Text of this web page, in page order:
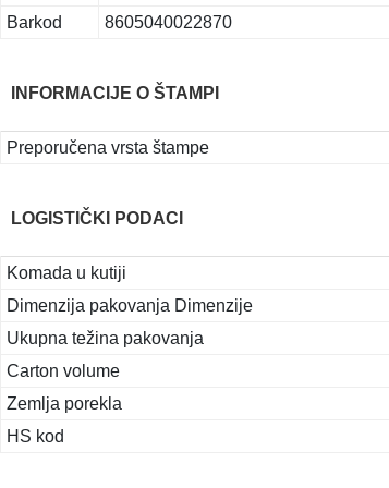
Barkod
8605040022870
INFORMACIJE O ŠTAMPI
Preporučena vrsta štampe
LOGISTIČKI PODACI
Komada u kutiji
Dimenzija pakovanja Dimenzije
Ukupna težina pakovanja
Carton volume
Zemlja porekla
HS kod